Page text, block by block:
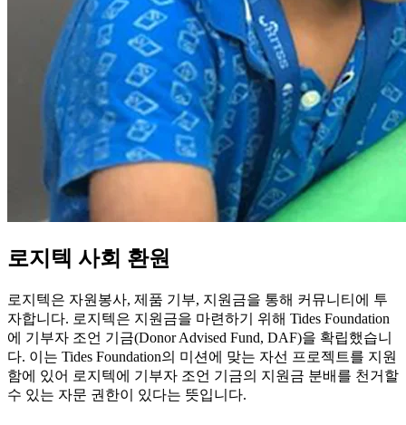
로지텍 사회 환원
로지텍은 자원봉사, 제품 기부, 지원금을 통해 커뮤니티에 투
자합니다. 로지텍은 지원금을 마련하기 위해 Tides Foundation
에 기부자 조언 기금(Donor Advised Fund, DAF)을 확립했습니
다. 이는 Tides Foundation의 미션에 맞는 자선 프로젝트를 지원
함에 있어 로지텍에 기부자 조언 기금의 지원금 분배를 천거할
수 있는 자문 권한이 있다는 뜻입니다.